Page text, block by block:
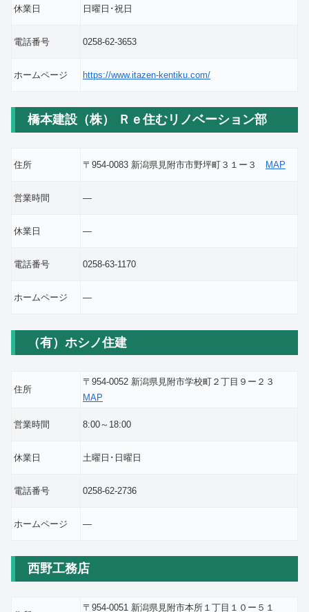
休業日 日曜日･祝日
電話番号 0258-62-3653
ホームページ https://www.itazen-kentiku.com/
橋本建設（株） Ｒｅ住むリノベーション部
住所 〒954-0083 新潟県見附市市野坪町３１ー３ MAP
営業時間 ―
休業日 ―
電話番号 0258-63-1170
ホームページ ―
（有）ホシノ住建
住所
〒954-0052 新潟県見附市学校町２丁目９ー２３
MAP
営業時間 8:00～18:00
休業日 土曜日･日曜日
電話番号 0258-62-2736
ホームページ ―
西野工務店
〒954-0051 新潟県見附市本所１丁目１０ー５１